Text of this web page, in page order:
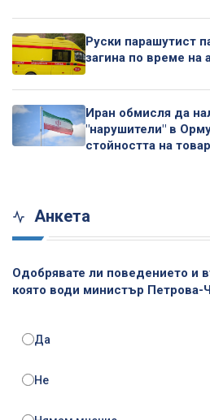
Руски парашутист
загина по време на
Иран обмисля да
"нарушители" в
стойността на
Анкета
Одобрявате ли поведението и
която води министър Петрова-
Да
Не